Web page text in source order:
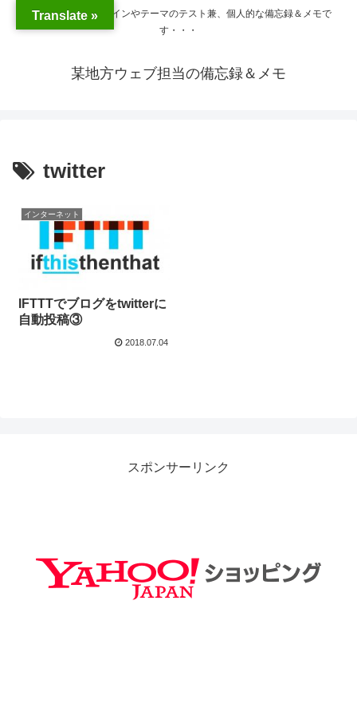
WordPressのプラグインやテーマのテスト兼、個人的な備忘録＆メモで
す・・・
某地方ウェブ担当の備忘録＆メモ
twitter
インターネット
IFTTTでブログをtwitterに
自動投稿③
2018.07.04
スポンサーリンク
Translate »